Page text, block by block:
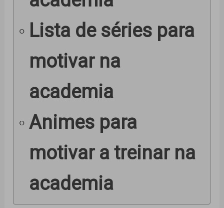
Lista de séries para
motivar na
academia
Animes para
motivar a treinar na
academia